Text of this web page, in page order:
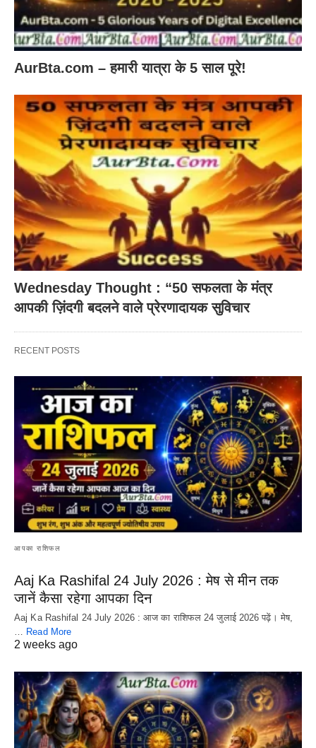
AurBta.com – हमारी यात्रा के 5 साल पूरे!
Wednesday Thought : “50 सफलता के मंत्र
आपकी ज़िंदगी बदलने वाले प्रेरणादायक सुविचार
RECENT POSTS
आपका राशिफल
Aaj Ka Rashifal 24 July 2026 : मेष से मीन तक
जानें कैसा रहेगा आपका दिन
Aaj Ka Rashifal 24 July 2026 : आज का राशिफल 24 जुलाई 2026 पढ़ें। मेष,
… Read More
2 weeks ago